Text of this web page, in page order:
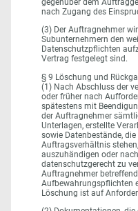
gegenüber dem
nach Zugang des
(3) Der Auftragnehmer
Subunternehmern den
Datenschutzpflichten
Vertrag festgelegt sind.
§ 9 Löschung und
(1) Nach Abschluss der
oder früher nach
spätestens mit
der Auftragnehmer
Unterlagen, erstellte
sowie Datenbestände,
Auftragsverhältnis
auszuhändigen oder
datenschutzgerecht zu
Auftragnehmer
Aufbewahrungspflichten
Löschung ist auf